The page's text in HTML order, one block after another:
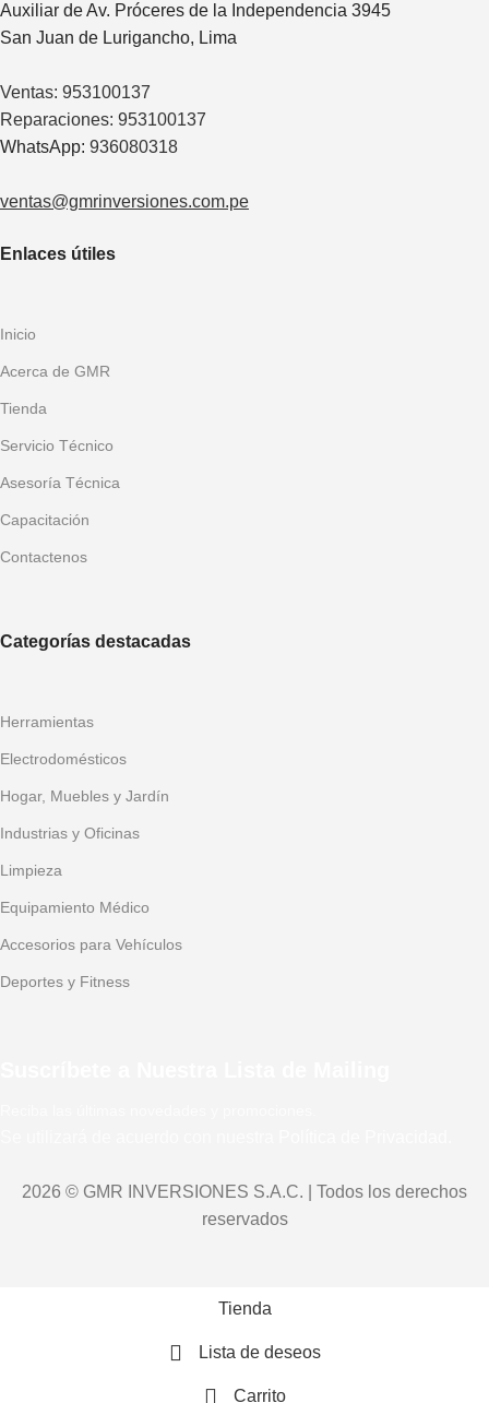
Auxiliar de Av. Próceres de la Independencia 3945
San Juan de Lurigancho, Lima
Ventas: 953100137
Reparaciones: 953100137
WhatsApp: 936080318
ventas@gmrinversiones.com.pe
Enlaces útiles
Inicio
Acerca de GMR
Tienda
Servicio Técnico
Asesoría Técnica
Capacitación
Contactenos
Categorías destacadas
Herramientas
Electrodomésticos
Hogar, Muebles y Jardín
Industrias y Oficinas
Limpieza
Equipamiento Médico
Accesorios para Vehículos
Deportes y Fitness
2026 © GMR INVERSIONES S.A.C. | Todos los derechos
reservados
Tienda
Lista de deseos
Carrito